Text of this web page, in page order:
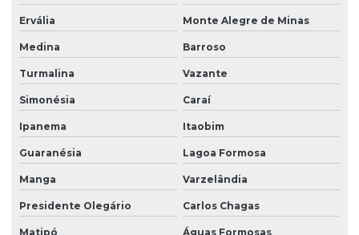
Ervália Monte Alegre de Minas
Medina Barroso
Turmalina Vazante
Simonésia Caraí
Ipanema Itaobim
Guaranésia Lagoa Formosa
Manga Varzelândia
Presidente Olegário Carlos Chagas
Matipó Águas Formosas